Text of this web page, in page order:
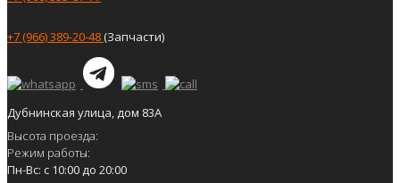
+7 (966) 389-20-48(Запчасти)
Дубнинская улица, дом 83А
Высота проезда:
Режим работы:
Пн-Вс: с 10:00 до 20:00